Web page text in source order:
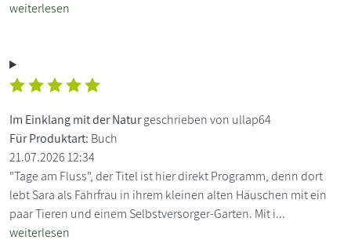
weiterlesen
Im Einklang mit der Naturgeschrieben von ullap64
Für Produktart: Buch
21.07.2026 12:34
"Tage am Fluss", der Titel ist hier direkt Programm, denn dort
lebt Sara als Fährfrau in ihrem kleinen alten Häuschen mit ein
paar Tieren und einem Selbstversorger-Garten. Mit i...
weiterlesen